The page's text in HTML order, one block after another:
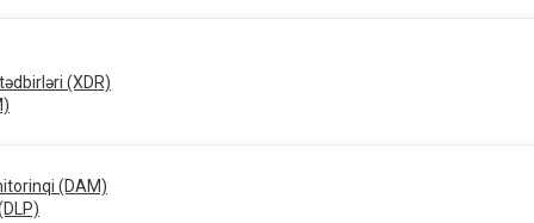
(XDR)
(DAM)